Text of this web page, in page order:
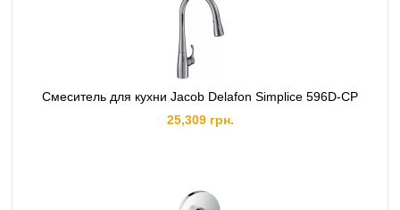
Смеситель для кухни Jacob Delafon Simplice 596D-CP
25,309 грн.